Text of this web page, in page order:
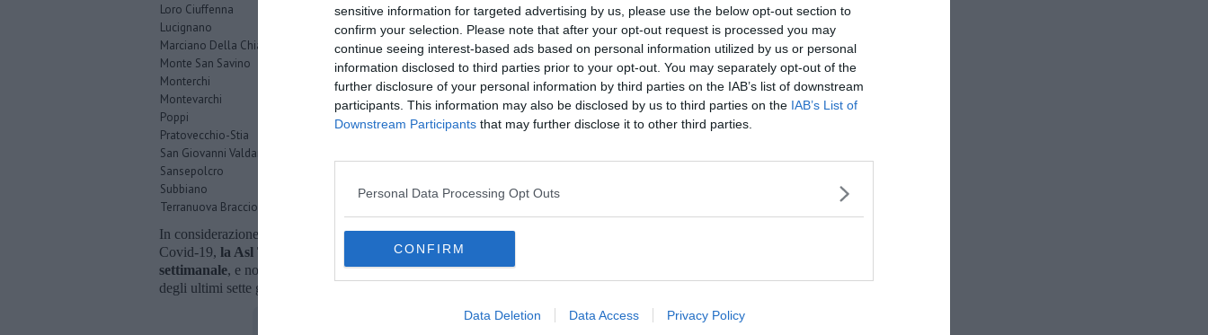
sensitive information for targeted advertising by us, please use the below opt-out section to
confirm your selection. Please note that after your opt-out request is processed you may
continue seeing interest-based ads based on personal information utilized by us or personal
information disclosed to third parties prior to your opt-out. You may separately opt-out of the
further disclosure of your personal information by third parties on the IAB’s list of downstream
participants. This information may also be disclosed by us to third parties on the IAB’s List of
Downstream Participants that may further disclose it to other third parties.
Personal Data Processing Opt Outs
CONFIRM
Data Deletion Data Access Privacy Policy
Loro Ciuffenna
Lucignano
Marciano Della Chiana
Monte San Savino
Monterchi
Montevarchi
Poppi
Pratovecchio-Stia
San Giovanni Valdarno
Sansepolcro
Subbiano
Terranuova Bracciolini
In considerazione delle nuove disposizioni governative che regolano le normative sulla diffusione del virus
Covid-19, la Asl Toscana sud est informa che a partire da oggi
settimanale, e non più quotidiana. La sua diffusione avverrànella giornata di venerdì
degli ultimi sette giorni.